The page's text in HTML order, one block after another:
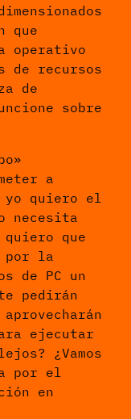
que
operativo
de recursos
de
sobre
a
yo quiero el
necesita
que
por la
de PC un
pedirán
ejecutar
¿Vamos
por el
en